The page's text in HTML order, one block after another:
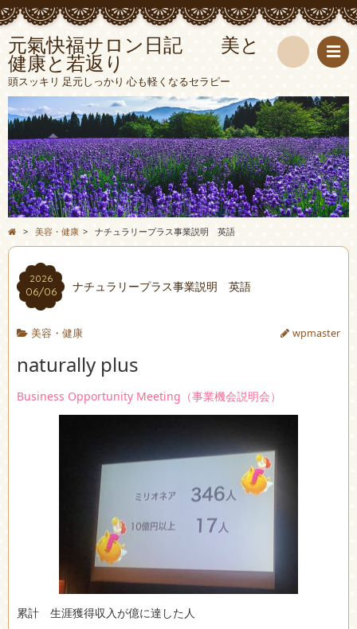
元氣快福サロン日記 美と
健康と若返り
頭スッキリ 足元しっかり 心も軽くなるセラピー
索
> 美容・健康 > ナチュラリープラス事業説明 英語
2026
06/06 ナチュラリープラス事業説明 英語
美容・健康 wpmaster
naturally plus
Business Opportunity Meeting（事業機会説明会）
累計 生涯獲得収入が億に達した人